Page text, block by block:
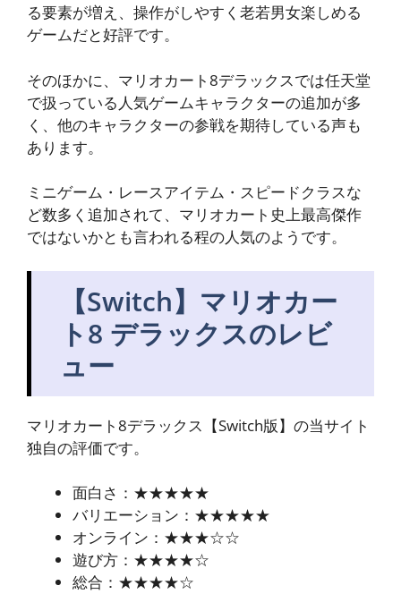
る要素が増え、操作がしやすく老若男女楽しめる
ゲームだと好評です。
そのほかに、マリオカート8デラックスでは任天堂
で扱っている人気ゲームキャラクターの追加が多
く、他のキャラクターの参戦を期待している声も
あります。
ミニゲーム・レースアイテム・スピードクラスな
ど数多く追加されて、マリオカート史上最高傑作
ではないかとも言われる程の人気のようです。
【Switch】マリオカー
ト8 デラックスのレビ
ュー
マリオカート8デラックス【Switch版】の当サイト
独自の評価です。
面白さ：★★★★★
バリエーション：★★★★★
オンライン：★★★☆☆
遊び方：★★★★☆
総合：★★★★☆